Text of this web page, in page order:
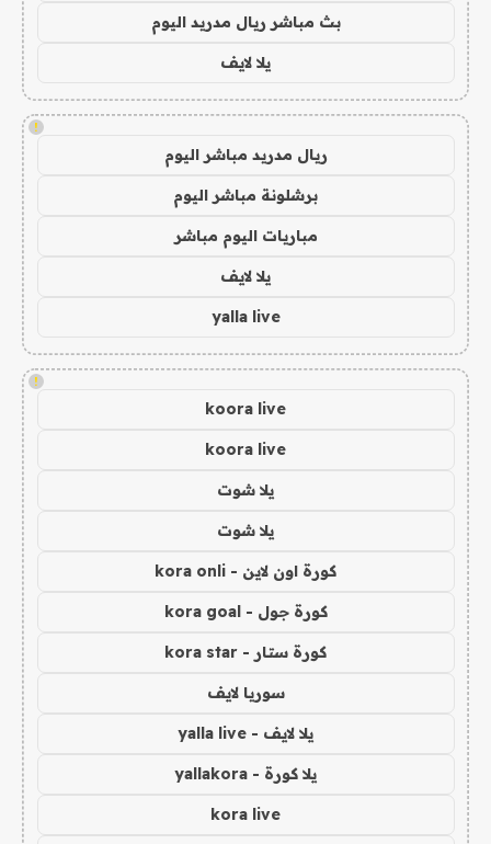
بث مباشر ريال مدريد اليوم
يلا لايف
!
ريال مدريد مباشر اليوم
برشلونة مباشر اليوم
مباريات اليوم مباشر
يلا لايف
yalla live
!
koora live
koora live
يلا شوت
يلا شوت
كورة اون لاين - kora onli
كورة جول - kora goal
كورة ستار - kora star
سوريا لايف
يلا لايف - yalla live
يلا كورة - yallakora
kora live